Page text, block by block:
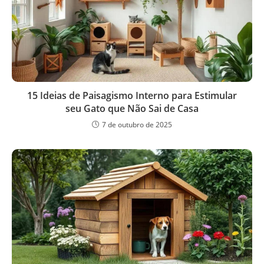
15 Ideias de Paisagismo Interno para Estimular
seu Gato que Não Sai de Casa
7 de outubro de 2025